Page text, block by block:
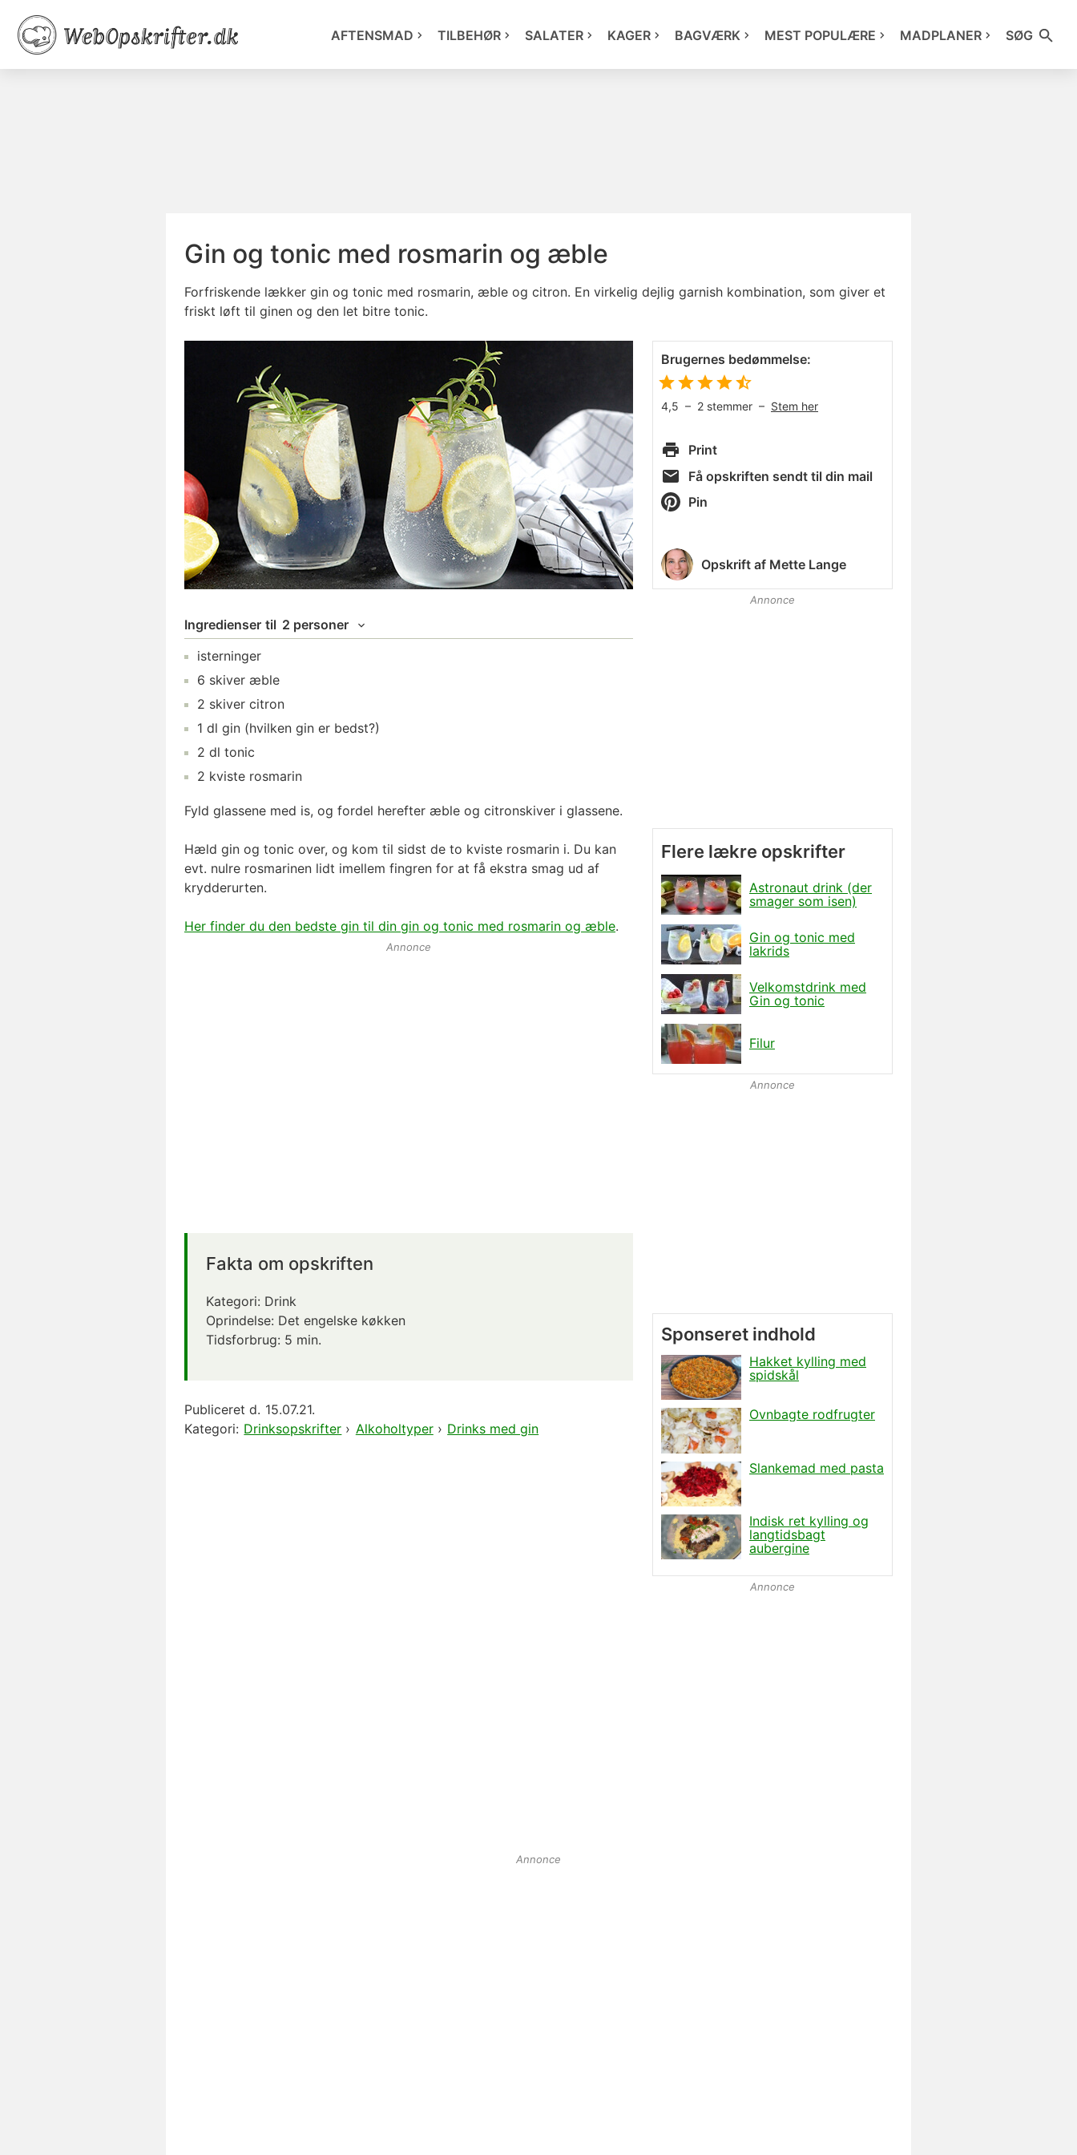
AFTENSMAD TILBEHØR SALATER KAGER BAGVÆRK MEST POPULÆRE MADPLANER SØG
Gin og tonic med rosmarin og æble
Forfriskende lækker gin og tonic med rosmarin, æble og citron. En virkelig dejlig garnish kombination, som giver et
friskt løft til ginen og den let bitre tonic.
Ingredienser til 2 personer
isterninger
6 skiver æble
2 skiver citron
1 dl gin (hvilken gin er bedst?)
2 dl tonic
2 kviste rosmarin
Fyld glassene med is, og fordel herefter æble og citronskiver i glassene.
Hæld gin og tonic over, og kom til sidst de to kviste rosmarin i. Du kan
evt. nulre rosmarinen lidt imellem fingren for at få ekstra smag ud af
krydderurten.
Her finder du den bedste gin til din gin og tonic med rosmarin og æble.
Annonce
Fakta om opskriften
Kategori: Drink
Oprindelse: Det engelske køkken
Tidsforbrug: 5 min.
Publiceret d. 15.07.21.
Kategori: Drinksopskrifter › Alkoholtyper› Drinks med gin
Brugernes bedømmelse:
4,5 – 2 stemmer – Stem her
Print
Få opskriften sendt til din mail
Pin
Opskrift af Mette Lange
Annonce
Flere lækre opskrifter
Astronaut drink (der
smager som isen)
Gin og tonic med
lakrids
Velkomstdrink med
Gin og tonic
Filur
Annonce
Annonce
Annonce